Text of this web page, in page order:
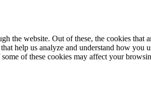
website. Out of these, the cookies that
help us analyze and understand how
of these cookies may affect your